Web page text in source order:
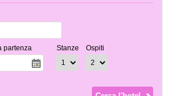
partenza Stanze Ospiti